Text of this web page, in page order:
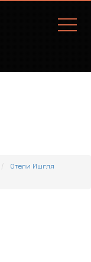
Отели Ишгля